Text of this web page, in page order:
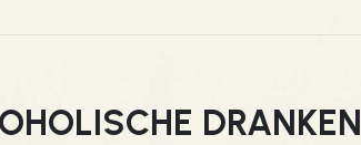
DRANKEN